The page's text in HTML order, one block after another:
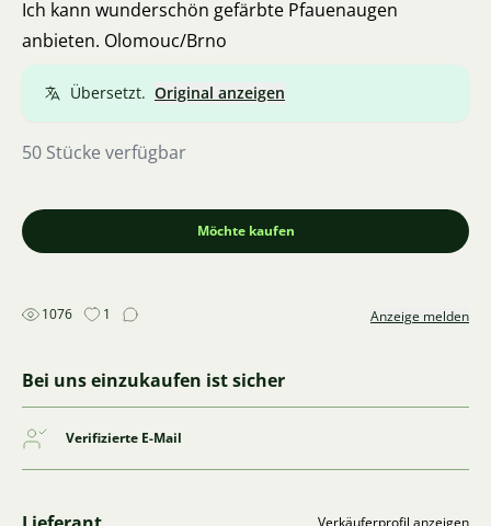
Ich kann wunderschön gefärbte Pfauenaugen
anbieten. Olomouc/Brno
Übersetzt. Original anzeigen
50 Stücke verfügbar
Möchte kaufen
1076 1 Anzeige melden
Bei uns einzukaufen ist sicher
Verifizierte E-Mail
Verkäuferprofil anzeigen